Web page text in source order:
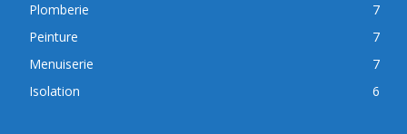
Plomberie
7
Peinture
7
Menuiserie
7
Isolation
6